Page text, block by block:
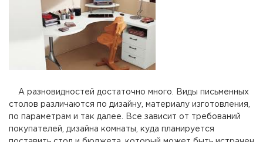
А разновидностей достаточно много. Виды письменных
столов различаются по дизайну, материалу изготовления,
по параметрам и так далее. Все зависит от требований
покупателей, дизайна комнаты, куда планируется